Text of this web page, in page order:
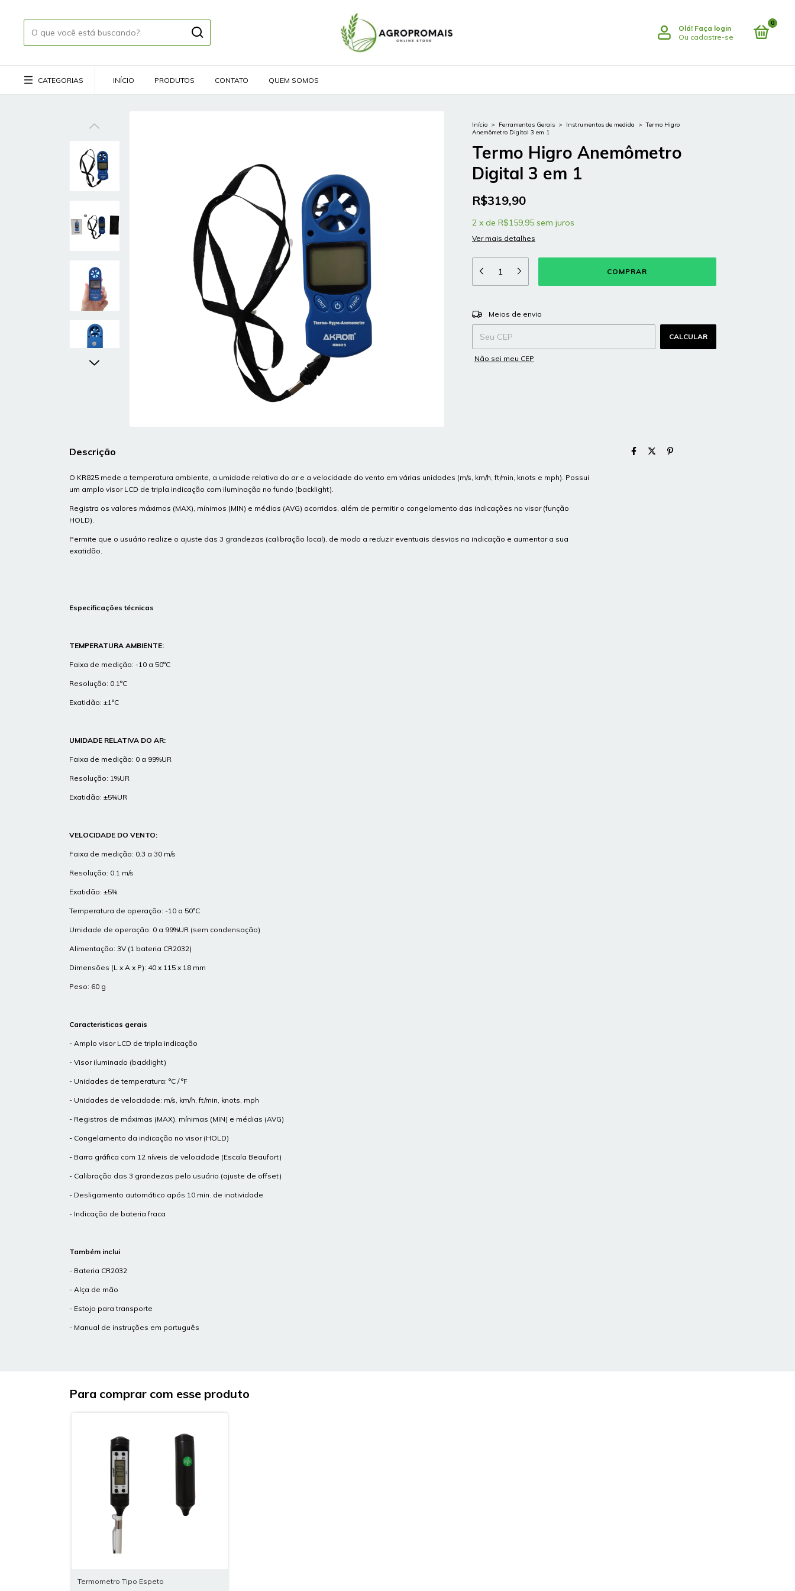
Olá! Faça login
Ou cadastre-se
0
CATEGORIAS INÍCIO PRODUTOS CONTATO QUEM SOMOS
Início > Ferramentas Gerais > Instrumentos de medida > Termo Higro
Anemômetro Digital 3 em 1
Termo Higro Anemômetro
Digital 3 em 1
R$319,90
2 x de R$159,95 sem juros
Ver mais detalhes
Entregas para o CEP:
Meios de envio
CALCULAR
Não sei meu CEP
Descrição
O KR825 mede a temperatura ambiente, a umidade relativa do ar e a velocidade do vento em várias unidades (m/s, km/h, ft/min, knots e mph). Possui
um amplo visor LCD de tripla indicação com iluminação no fundo (backlight).
Registra os valores máximos (MAX), mínimos (MIN) e médios (AVG) ocorridos, além de permitir o congelamento das indicações no visor (função
HOLD).
Permite que o usuário realize o ajuste das 3 grandezas (calibração local), de modo a reduzir eventuais desvios na indicação e aumentar a sua
exatidão.
Especificações técnicas
TEMPERATURA AMBIENTE:
Faixa de medição: -10 a 50°C
Resolução: 0.1°C
Exatidão: ±1°C
UMIDADE RELATIVA DO AR:
Faixa de medição: 0 a 99%UR
Resolução: 1%UR
Exatidão: ±5%UR
VELOCIDADE DO VENTO:
Faixa de medição: 0.3 a 30 m/s
Resolução: 0.1 m/s
Exatidão: ±5%
Temperatura de operação: -10 a 50°C
Umidade de operação: 0 a 99%UR (sem condensação)
Alimentação: 3V (1 bateria CR2032)
Dimensões (L x A x P): 40 x 115 x 18 mm
Peso: 60 g
Caracteristicas gerais
- Amplo visor LCD de tripla indicação
- Visor iluminado (backlight)
- Unidades de temperatura: °C / °F
- Unidades de velocidade: m/s, km/h, ft/min, knots, mph
- Registros de máximas (MAX), mínimas (MIN) e médias (AVG)
- Congelamento da indicação no visor (HOLD)
- Barra gráfica com 12 níveis de velocidade (Escala Beaufort)
- Calibração das 3 grandezas pelo usuário (ajuste de offset)
- Desligamento automático após 10 min. de inatividade
- Indicação de bateria fraca
Também inclui
- Bateria CR2032
- Alça de mão
- Estojo para transporte
- Manual de instruções em português
Para comprar com esse produto
Termometro Tipo Espeto